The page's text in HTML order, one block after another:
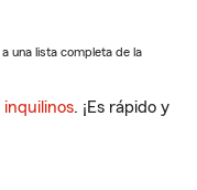
una lista completa de la
. ¡Es rápido y